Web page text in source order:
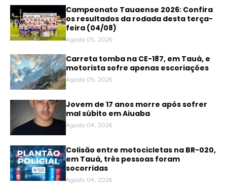
Campeonato Tauaense 2026: Confira
os resultados da rodada desta terça-
feira (04/08)
Agosto 05, 2026
Carreta tomba na CE-187, em Tauá, e
motorista sofre apenas escoriações
Agosto 05, 2026
Jovem de 17 anos morre após sofrer
mal súbito em Aiuaba
Agosto 04, 2026
Colisão entre motocicletas na BR-020,
em Tauá, três pessoas foram
socorridas
Agosto 04, 2026